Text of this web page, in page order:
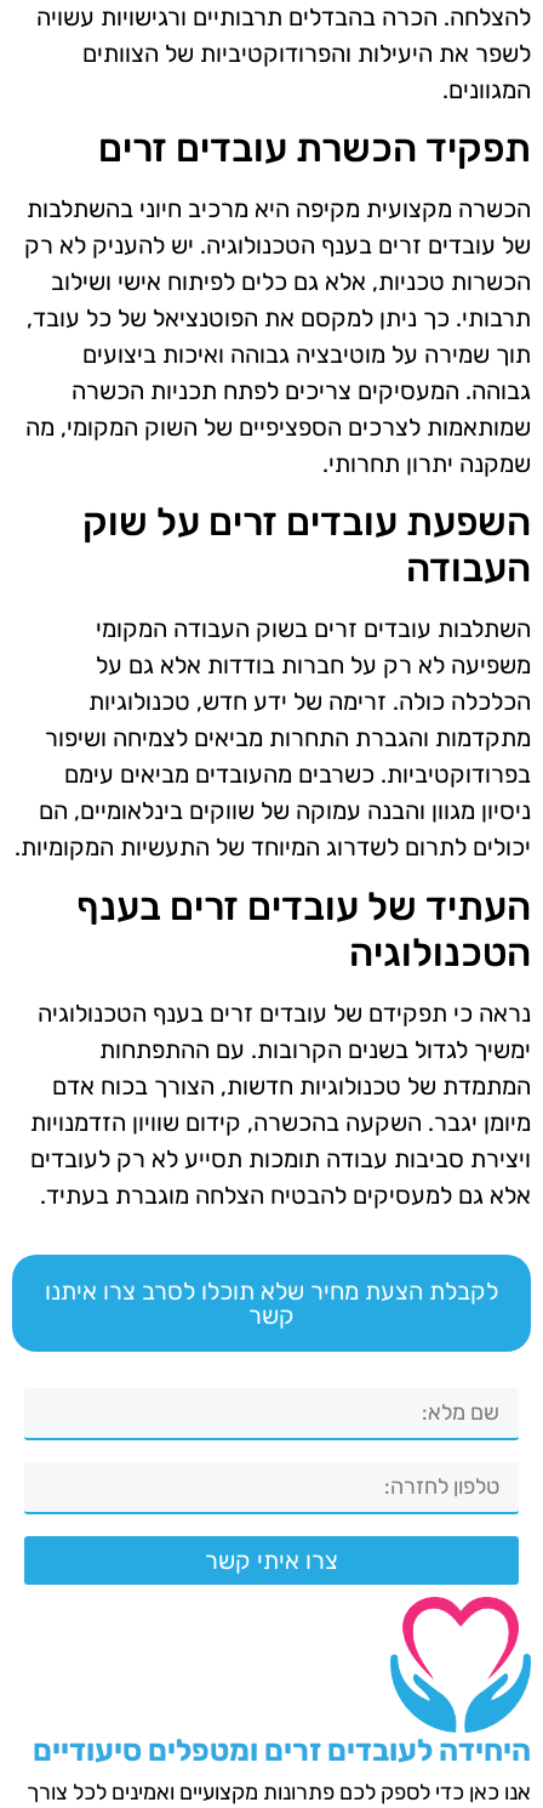
להצלחה. הכרה בהבדלים תרבותיים ורגישויות עשויה
לשפר את היעילות והפרודוקטיביות של הצוותים
המגוונים.
תפקיד הכשרת עובדים זרים
הכשרה מקצועית מקיפה היא מרכיב חיוני בהשתלבות
של עובדים זרים בענף הטכנולוגיה. יש להעניק לא רק
הכשרות טכניות, אלא גם כלים לפיתוח אישי ושילוב
תרבותי. כך ניתן למקסם את הפוטנציאל של כל עובד,
תוך שמירה על מוטיבציה גבוהה ואיכות ביצועים
גבוהה. המעסיקים צריכים לפתח תכניות הכשרה
שמותאמות לצרכים הספציפיים של השוק המקומי, מה
שמקנה יתרון תחרותי.
השפעת עובדים זרים על שוק
העבודה
השתלבות עובדים זרים בשוק העבודה המקומי
משפיעה לא רק על חברות בודדות אלא גם על
הכלכלה כולה. זרימה של ידע חדש, טכנולוגיות
מתקדמות והגברת התחרות מביאים לצמיחה ושיפור
בפרודוקטיביות. כשרבים מהעובדים מביאים עימם
ניסיון מגוון והבנה עמוקה של שווקים בינלאומיים, הם
יכולים לתרום לשדרוג המיוחד של התעשיות המקומיות.
העתיד של עובדים זרים בענף
הטכנולוגיה
נראה כי תפקידם של עובדים זרים בענף הטכנולוגיה
ימשיך לגדול בשנים הקרובות. עם ההתפתחות
המתמדת של טכנולוגיות חדשות, הצורך בכוח אדם
מיומן יגבר. השקעה בהכשרה, קידום שוויון הזדמנויות
ויצירת סביבות עבודה תומכות תסייע לא רק לעובדים
אלא גם למעסיקים להבטיח הצלחה מוגברת בעתיד.
לקבלת הצעת מחיר שלא תוכלו לסרב צרו איתנו
קשר
צרו איתי קשר
היחידה לעובדים זרים ומטפלים סיעודיים
אנו כאן כדי לספק לכם פתרונות מקצועיים ואמינים לכל צורך